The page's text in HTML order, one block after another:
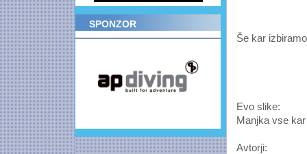
SPONZOR
Še kar
Evo slike:
Manjka vse
Avtorji: